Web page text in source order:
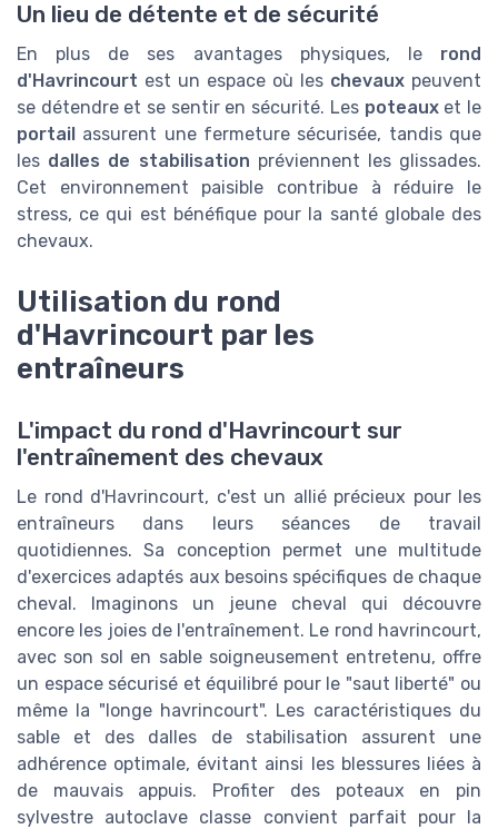
Un lieu de détente et de sécurité
En plus de ses avantages physiques, le rond
d'Havrincourt est un espace où les chevaux peuvent
se détendre et se sentir en sécurité. Les poteauxet le
portail assurent une fermeture sécurisée, tandis que
les dalles de stabilisation préviennent les glissades.
Cet environnement paisible contribue à réduire le
stress, ce qui est bénéfique pour la santé globale des
chevaux.
Utilisation du rond
d'Havrincourt par les
entraîneurs
L'impact du rond d'Havrincourt sur
l'entraînement des chevaux
Le rond d'Havrincourt, c'est un allié précieux pour les
entraîneurs dans leurs séances de travail
quotidiennes. Sa conception permet une multitude
d'exercices adaptés aux besoins spécifiques de chaque
cheval. Imaginons un jeune cheval qui découvre
encore les joies de l'entraînement. Le rond havrincourt,
avec son sol en sable soigneusement entretenu, offre
un espace sécurisé et équilibré pour le "saut liberté" ou
même la "longe havrincourt". Les caractéristiques du
sable et des dalles de stabilisation assurent une
adhérence optimale, évitant ainsi les blessures liées à
de mauvais appuis. Profiter des poteaux en pin
sylvestre autoclave classe convient parfait pour la